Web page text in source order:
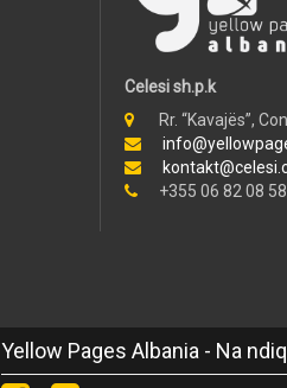
Celesi sh.p.k
Rr. “Kavajës”,
+355 06 82 08
Yellow Pages Albania - Na